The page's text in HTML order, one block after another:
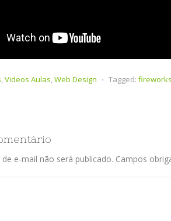
,Videos Aulas,Web Design ⋅ Tagged: fireworks
e-mail não será publicado. Campos